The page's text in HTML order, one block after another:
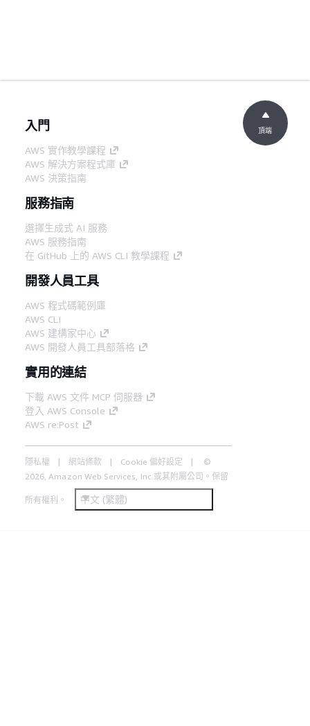
入門
AWS 實作教學課程
AWS 解決方案程式庫
AWS 決策指南
服務指南
選擇生成式 AI 服務
AWS 服務指南
在 GitHub 上的 AWS CLI 教學課程
開發人員工具
AWS 程式碼範例庫
AWS CLI
AWS 建構家中心
AWS 開發人員工具部落格
實用的連結
下載 AWS 文件 MCP 伺服器
登入 AWS Console
AWS re:Post
隱私權 網站條款 Cookie 偏好設定
©
2026, Amazon Web Services, Inc.或其附屬公司。保留
所有權利。 中文 (繁體)
頂端